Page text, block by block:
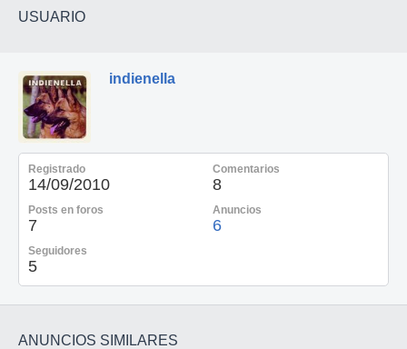
USUARIO
indienella
Registrado
14/09/2010
Comentarios
8
Posts en foros
7
Anuncios
6
Seguidores
5
ANUNCIOS SIMILARES